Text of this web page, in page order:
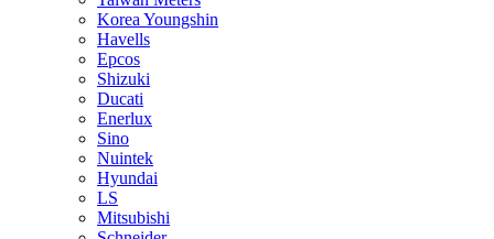
Korea Youngshin
Havells
Epcos
Shizuki
Ducati
Enerlux
Sino
Nuintek
Hyundai
LS
Mitsubishi